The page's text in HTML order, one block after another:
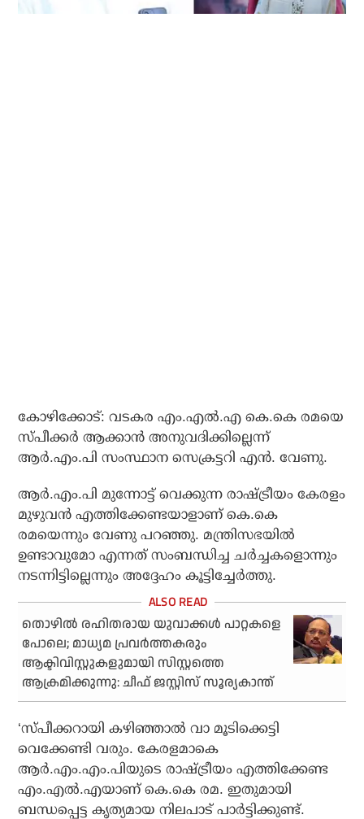
കോഴിക്കോട്: വടകര എം.എല്‍.എ കെ.കെ രമയെ
സ്പീക്കര്‍ ആക്കാന്‍ അനുവദിക്കില്ലെന്ന്
ആര്‍.എം.പി സംസ്ഥാന സെക്രട്ടറി എന്‍. വേണു.
ആര്‍.എം.പി മുന്നോട്ട് വെക്കുന്ന രാഷ്ട്രീയം കേരളം
മുഴുവന്‍ എത്തിക്കേണ്ടയാളാണ് കെ.കെ
രമയെന്നും വേണു പറഞ്ഞു. മന്ത്രിസഭയില്‍
ഉണ്ടാവുമോ എന്നത് സംബന്ധിച്ച ചര്‍ച്ചകളൊന്നും
നടന്നിട്ടില്ലെന്നും അദ്ദേഹം കൂട്ടിച്ചേര്‍ത്തു.
തൊഴില്‍ രഹിതരായ യുവാക്കള്‍ പാറ്റകളെ
പോലെ; മാധ്യമ പ്രവര്‍ത്തകരും
ആക്ടിവിസ്റ്റുകളുമായി സിസ്റ്റത്തെ
ആക്രമിക്കുന്നു: ചീഫ് ജസ്റ്റിസ് സൂര്യകാന്ത്
‘സ്പീക്കറായി കഴിഞ്ഞാല്‍ വാ മൂടിക്കെട്ടി
വെക്കേണ്ടി വരും. കേരളമാകെ
ആര്‍.എം.എം.പിയുടെ രാഷ്ട്രീയം എത്തിക്കേണ്ട
എം.എല്‍.എയാണ് കെ.കെ രമ. ഇതുമായി
ബന്ധപ്പെട്ട കൃത്യമായ നിലപാട് പാര്‍ട്ടിക്കുണ്ട്.